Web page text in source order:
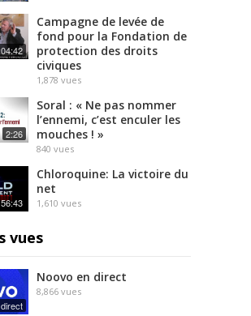
Campagne de levée de
fond pour la Fondation de
protection des droits
civiques
1,878 vues
2:26
Soral : « Ne pas nommer
l’ennemi, c’est enculer les
mouches ! »
840 vues
56:43
Chloroquine: La victoire du
net
1,610 vues
vues
Noovo en direct
8,866 vues